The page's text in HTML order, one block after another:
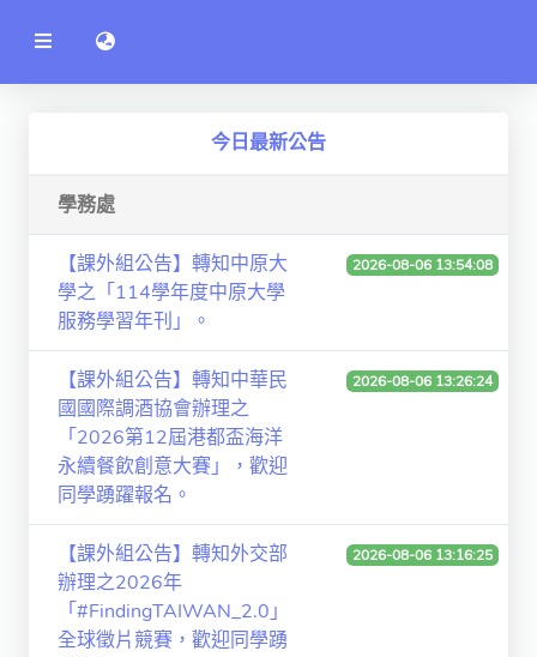
公
告
系
資訊學院
管理學院
人文社社會學院
電機通訊學院
醫護學院
研究中心
獨立學術單位
語言切換 language switch
今日最新公告
學務處
【課外組公告】轉知中原大
學之「114學年度中原大學
服務學習年刊」。
2026-08-06 13:54:08
【課外組公告】轉知中華民
國國際調酒協會辦理之
「2026第12屆港都盃海洋
永續餐飲創意大賽」，歡迎
同學踴躍報名。
2026-08-06 13:26:24
【課外組公告】轉知外交部
辦理之2026年
「#FindingTAIWAN_2.0」
全球徵片競賽，歡迎同學踴
2026-08-06 13:16:25